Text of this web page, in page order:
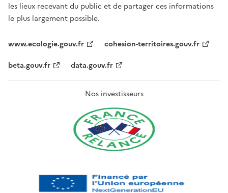
les lieux recevant du public et de partager ces informations
le plus largement possible.
www.ecologie.gouv.fr
cohesion-territoires.gouv.fr
beta.gouv.fr
data.gouv.fr
Nos investisseurs